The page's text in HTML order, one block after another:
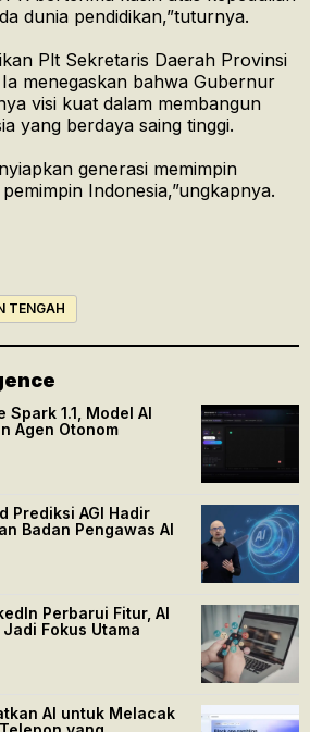
dunia pendidikan,”tuturnya.
Plt Sekretaris Daerah Provinsi
menegaskan bahwa Gubernur
visi kuat dalam membangun
yang berdaya saing tinggi.
generasi memimpin
Indonesia,”ungkapnya.
TENGAH
1.1, Model AI
Agen Otonom
Prediksi AGI Hadir
Badan Pengawas AI
Perbarui Fitur, AI
Fokus Utama
AI untuk Melacak